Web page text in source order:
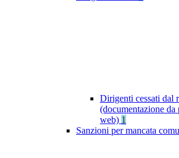
Dirigenti cessati dal
(documentazione
web) 1
Sanzioni per mancata